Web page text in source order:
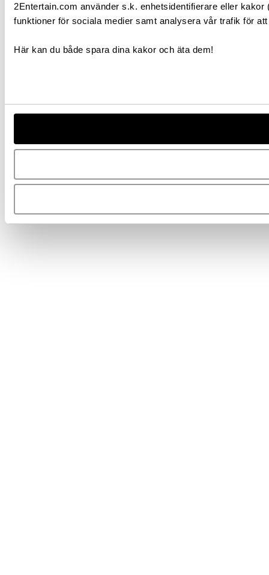
2Entertain.com använder s.k. enhetsidentifierare eller
funktioner för sociala medier samt analysera vår trafik för
Här kan du både spara dina kakor och äta dem!